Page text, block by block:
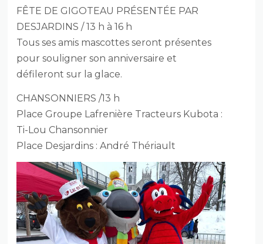
FÊTE DE GIGOTEAU PRÉSENTÉE PAR
DESJARDINS / 13 h à 16 h
Tous ses amis mascottes seront présentes
pour souligner son anniversaire et
défileront sur la glace.
CHANSONNIERS /13 h
Place Groupe Lafrenière Tracteurs Kubota :
Ti-Lou Chansonnier
Place Desjardins : André Thériault